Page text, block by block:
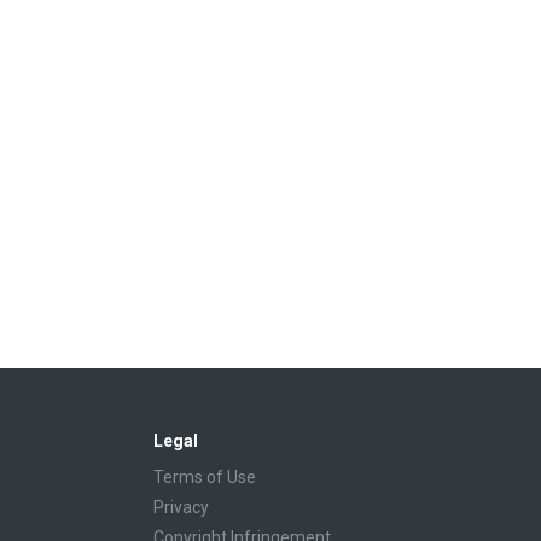
Legal
Terms of Use
Privacy